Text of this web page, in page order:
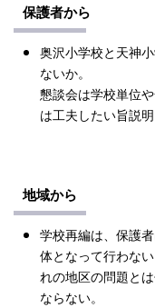
保護者から
奥沢小学校と天神
ないか。
懇談会は学校単位
は工夫したい旨説明
地域から
学校再編は、保護
体となって行わな
れの地区の問題と
ならない。